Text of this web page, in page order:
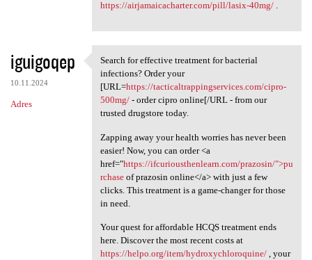
https://airjamaicacharter.com/pill/lasix-40mg/.
iguigoqep
10.11.2024
Adres
Search for effective
Search for effective treatment for bacterial
infections? Order your
[URL=https://tacticaltrappingservices.com/cipro-
500mg/- order cipro online[/URL - from our
trusted drugstore today.
Zapping away your health worries has never been
easier! Now, you can order <a
href="https://ifcuriousthenlearn.com/prazosin/">pu
rchaseof prazosin online</a> with just a few
clicks. This treatment is a game-changer for those
in need.
Your quest for affordable HCQS treatment ends
here. Discover the most recent costs at
https://helpo.org/item/hydroxychloroquine/, your